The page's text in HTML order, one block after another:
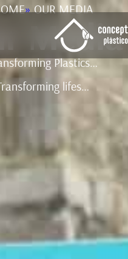
» OUR MEDIA
Media
Plastics…
lifes…